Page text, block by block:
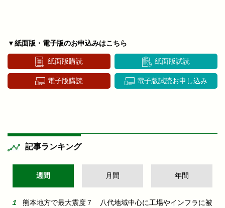
▼紙面版・電子版のお申込みはこちら
紙面版購読 紙面版試読
電子版購読 電子版試読お申し込み
記事ランキング
週間 月間 年間
熊本地方で最大震度７ 八代地域中心に工場やインフラに被